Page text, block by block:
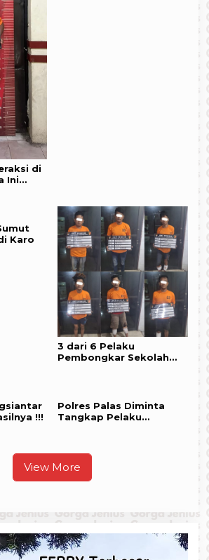
di
Ini
Karo
3 dari 6 Pelaku
Pembongkar Sekolah
!!!
Polres Palas Diminta
Tangkap Pelaku
dan Buah Kelapa Sawit
milik ASN
View More